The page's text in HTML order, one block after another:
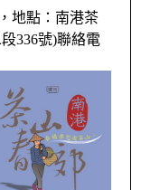
地點：南港茶
336號)聯絡電